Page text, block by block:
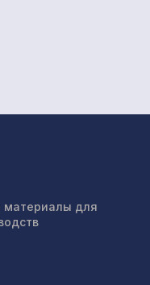
материалы для